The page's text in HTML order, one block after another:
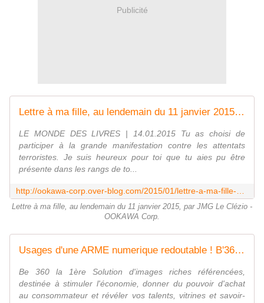
Publicité
Lettre à ma fille, au lendemain du 11 janvier 2015, par JMG Le Clézio - OOKAWA Corp.
LE MONDE DES LIVRES | 14.01.2015 Tu as choisi de
participer à la grande manifestation contre les attentats
terroristes. Je suis heureux pour toi que tu aies pu être
présente dans les rangs de to...
Lettre à ma fille, au lendemain du 11 janvier 2015, par JMG Le Clézio -
OOKAWA Corp.
Usages d'une ARME numerique redoutable ! B'360 +B'Sociable (+B'Press) (+B'Leader) - OOKAWA Corp.
Be 360 la 1ère Solution d'images riches référencées,
destinée à stimuler l'économie, donner du pouvoir d'achat
au consommateur et révéler vos talents, vitrines et savoir-